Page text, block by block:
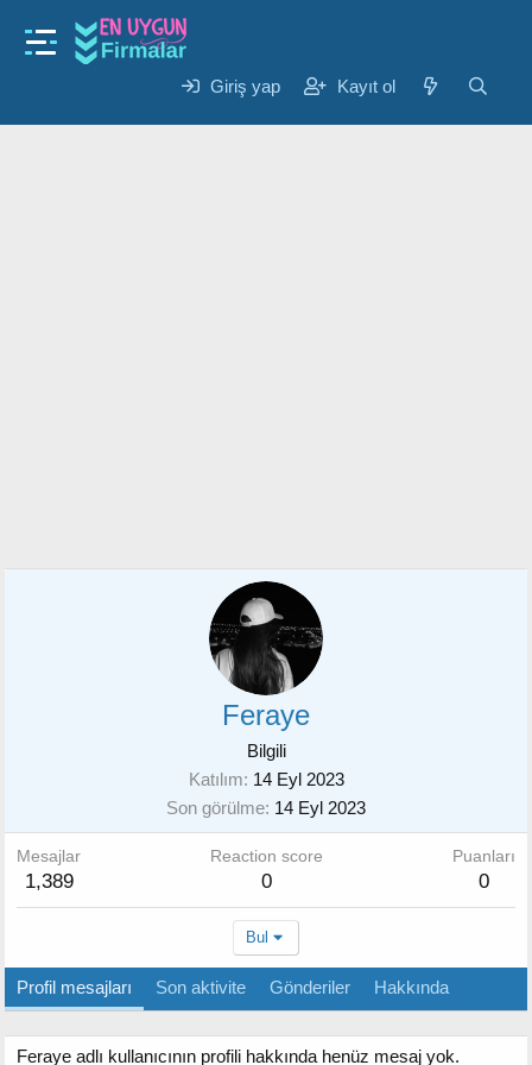
Giriş yap Kayıt ol
Feraye
Bilgili
Katılım 14 Eyl 2023
Son görülme 14 Eyl 2023
Mesajlar
1,389
Reaction score
0
Puanları
0
Bul
Profil mesajları Son aktivite Gönderiler Hakkında
Feraye adlı kullanıcının profili hakkında henüz mesaj yok.